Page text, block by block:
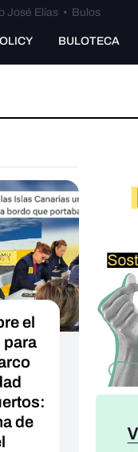
José Elías• Bulos
BULOTECA
el
para
de